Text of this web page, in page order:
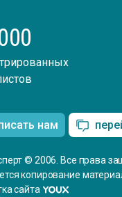
нам
© 2006. Все права
копирование
сайта